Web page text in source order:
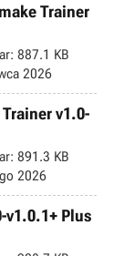
Trainer
887.1 KB
2026
v1.0-
891.3 KB
2026
v1.0.1+ Plus